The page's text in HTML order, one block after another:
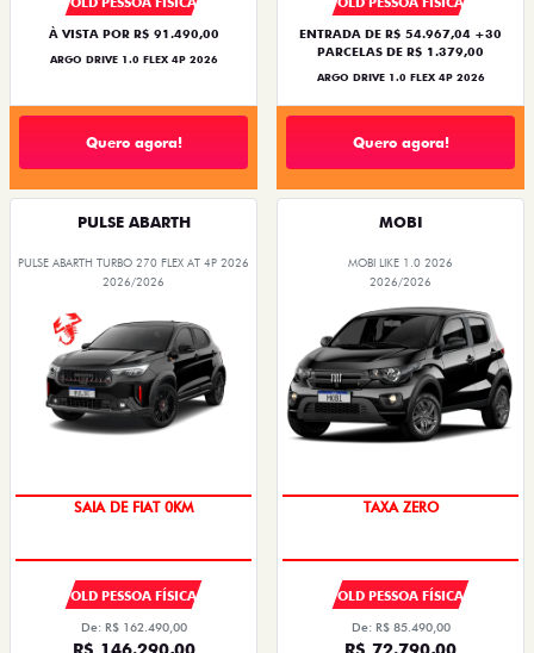
À VISTA POR R$ 91.490,00
ARGO DRIVE 1.0 FLEX 4P 2026
Quero agora!
ENTRADA DE R$ 54.967,04 +30
PARCELAS DE R$ 1.379,00
ARGO DRIVE 1.0 FLEX 4P 2026
Quero agora!
PULSE ABARTH
PULSE ABARTH TURBO 270 FLEX AT 4P 2026
2026/2026
SAIA DE FIAT 0KM
OLD PESSOA FÍSICA
De: R$ 162.490,00
MOBI
MOBI LIKE 1.0 2026
2026/2026
TAXA ZERO
OLD PESSOA FÍSICA
De: R$ 85.490,00